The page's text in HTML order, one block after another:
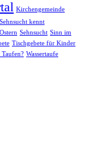
Kirchengemeinde
kennt
Ostern Sehnsucht Sinn im
Tischgebete für Kinder
Taufen? Wassertaufe